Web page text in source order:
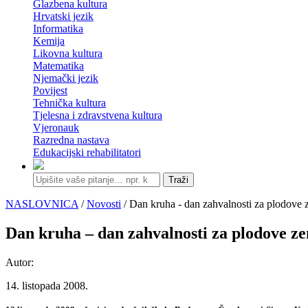
Glazbena kultura
Hrvatski jezik
Informatika
Kemija
Likovna kultura
Matematika
Njemački jezik
Povijest
Tehnička kultura
Tjelesna i zdravstvena kultura
Vjeronauk
Razredna nastava
Edukacijski rehabilitatori
Traži
NASLOVNICA /Novosti / Dan kruha - dan zahvalnosti za plodove
Dan kruha – dan zahvalnosti za plodove
Autor:
14. listopada 2008.